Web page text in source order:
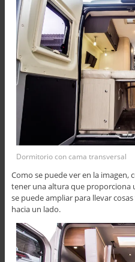
Dormitorio con cama transversal
Como se puede ver en la imagen,
tener una altura que proporciona
se puede ampliar para llevar
hacia un lado.